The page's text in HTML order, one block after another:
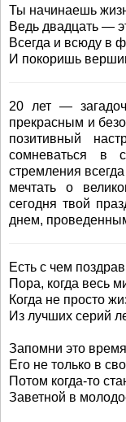
Ты начинаешь
Ведь двадцать —
Всегда и всюду в
И покоришь
20 лет —
прекрасным и
позитивный
сомневаться в
стремления
мечтать о
сегодня твой
днем,
Есть с чем
Пора, когда весь
Когда не просто
Из лучших серий
Запомни это
Его не только в
Потом когда-то
Заветной в